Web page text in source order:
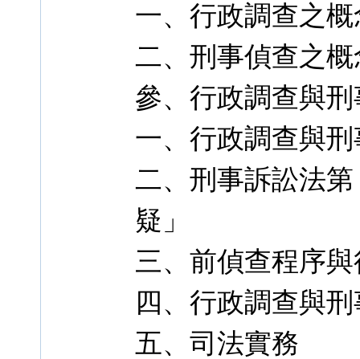
一、行政調查之概
二、刑事偵查之概
參、行政調查與
一、行政調查與
二、刑事訴訟法
疑」
三、前偵查程序
四、行政調查與
五、司法實務